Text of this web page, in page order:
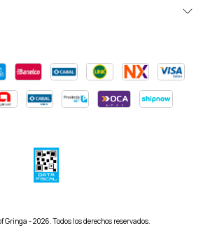
Gringa - 2026. Todos los derechos reservados.